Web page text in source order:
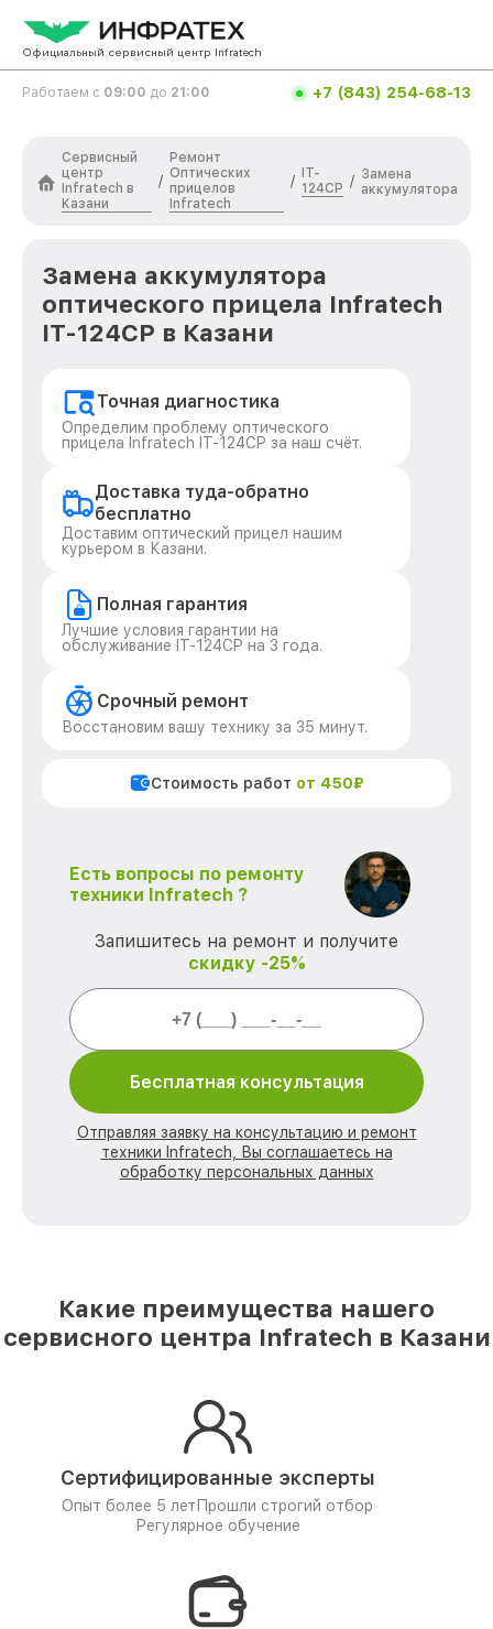
Официальный сервисный центр Infratech
Работаем с 09:00 до 21:00 +7 (843) 254-68-13
Сервисный
центр
Infratech в
Казани
/
Ремонт
Оптических
прицелов
Infratech
/
IT-
124CP / Замена
аккумулятора
Замена аккумулятора
оптического прицела Infratech
IT-124CP в Казани
Точная диагностика
Определим проблему оптического
прицела Infratech IT-124CP за наш счёт.
Доставка туда-обратно
бесплатно
Доставим оптический прицел нашим
курьером в Казани.
Полная гарантия
Лучшие условия гарантии на
обслуживание IT-124CP на 3 года.
Срочный ремонт
Восстановим вашу технику за 35 минут.
Стоимость работ от 450₽
Есть вопросы по ремонту
техники Infratech ?
Запишитесь на ремонт и получите
скидку -25%
Бесплатная консультация
Отправляя заявку на консультацию и ремонт
техники Infratech, Вы соглашаетесь на
обработку персональных данных
Какие преимущества нашего
сервисного центра Infratech в Казани
Сертифицированные эксперты
Опыт более 5 лет Прошли строгий отбор
Регулярное обучение